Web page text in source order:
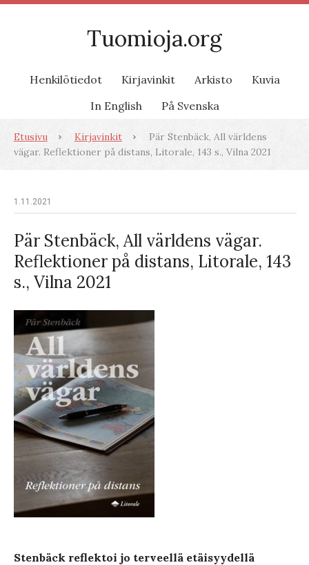
Tuomioja.org
Henkilötiedot Kirjavinkit Arkisto
Kuvia
In English
På Svenska
Etusivu Kirjavinkit
Pär Stenbäck, All världens
vägar. Reflektioner på distans, Litorale, 143 s., Vilna 2021
1.11.2021
Pär Stenbäck, All världens vägar.
Reflektioner på distans, Litorale, 143
s., Vilna 2021
Stenbäck reflektoi jo terveellä etäisyydellä